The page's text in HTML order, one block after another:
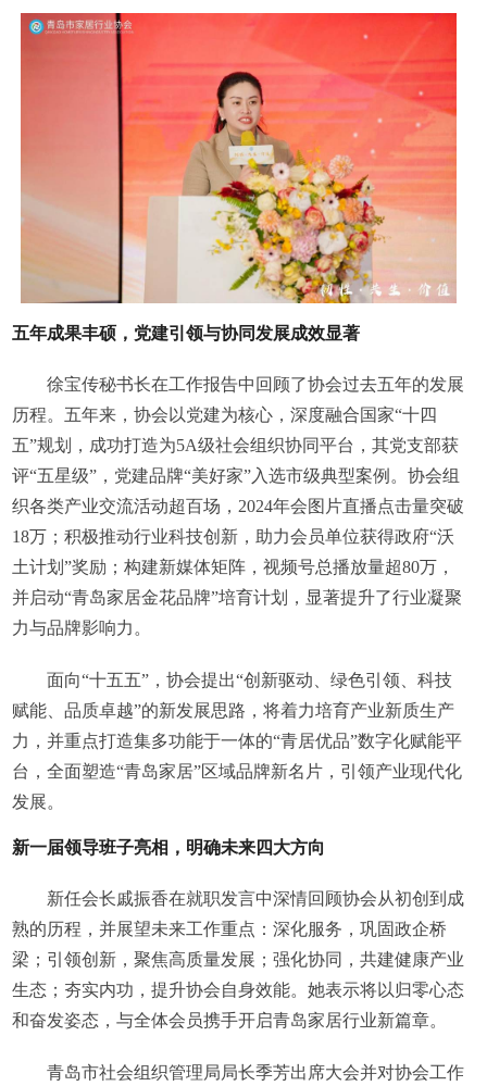
五年成果丰硕，党建引领与协同发展成效显著
徐宝传秘书长在工作报告中回顾了协会过去五年的发展
历程。五年来，协会以党建为核心，深度融合国家“十四
五”规划，成功打造为5A级社会组织协同平台，其党支部获
评“五星级”，党建品牌“美好家”入选市级典型案例。协会组
织各类产业交流活动超百场，2024年会图片直播点击量突破
18万；积极推动行业科技创新，助力会员单位获得政府“沃
土计划”奖励；构建新媒体矩阵，视频号总播放量超80万，
并启动“青岛家居金花品牌”培育计划，显著提升了行业凝聚
力与品牌影响力。
面向“十五五”，协会提出“创新驱动、绿色引领、科技
赋能、品质卓越”的新发展思路，将着力培育产业新质生产
力，并重点打造集多功能于一体的“青居优品”数字化赋能平
台，全面塑造“青岛家居”区域品牌新名片，引领产业现代化
发展。
新一届领导班子亮相，明确未来四大方向
新任会长戚振香在就职发言中深情回顾协会从初创到成
熟的历程，并展望未来工作重点：深化服务，巩固政企桥
梁；引领创新，聚焦高质量发展；强化协同，共建健康产业
生态；夯实内功，提升协会自身效能。她表示将以归零心态
和奋发姿态，与全体会员携手开启青岛家居行业新篇章。
青岛市社会组织管理局局长季芳出席大会并对协会工作